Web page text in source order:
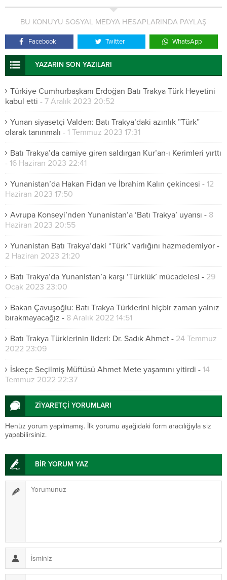
BU KONUYU SOSYAL MEDYA HESAPLARINDA PAYLAŞ
Facebook Twitter WhatsApp
YAZARIN SON YAZILARI
Türkiye Cumhurbaşkanı Erdoğan Batı Trakya Türk Heyetini
kabul etti - 7 Aralık 2023 20:52
Yunan siyasetçi Valden: Batı Trakya’daki azınlık ”Türk”
olarak tanınmalı - 1 Temmuz 2023 17:31
Batı Trakya’da camiye giren saldırgan Kur’an-ı Kerimleri yırttı
- 16 Haziran 2023 22:41
Yunanistan’da Hakan Fidan ve İbrahim Kalın çekincesi - 12
Haziran 2023 17:50
Avrupa Konseyi’nden Yunanistan’a ‘Batı Trakya’ uyarısı - 8
Haziran 2023 20:55
Yunanistan Batı Trakya’daki “Türk” varlığını hazmedemiyor -
2 Haziran 2023 21:20
Batı Trakya’da Yunanistan’a karşı ‘Türklük’ mücadelesi - 29
Ocak 2023 23:00
Bakan Çavuşoğlu: Batı Trakya Türklerini hiçbir zaman yalnız
bırakmayacağız - 8 Aralık 2022 14:51
Batı Trakya Türklerinin lideri: Dr. Sadık Ahmet - 24 Temmuz
2022 23:09
İskeçe Seçilmiş Müftüsü Ahmet Mete yaşamını yitirdi - 14
Temmuz 2022 22:37
ZİYARETÇİ YORUMLARI
Henüz yorum yapılmamış. İlk yorumu aşağıdaki form aracılığıyla siz
yapabilirsiniz.
BİR YORUM YAZ